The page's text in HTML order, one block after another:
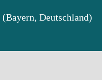
(Bayern, Deutschland)